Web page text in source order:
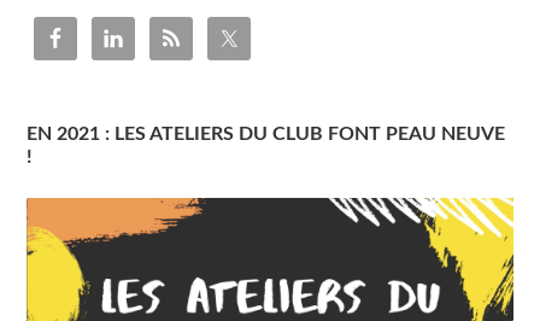
EN 2021 : LES ATELIERS DU CLUB FONT PEAU NEUVE
!